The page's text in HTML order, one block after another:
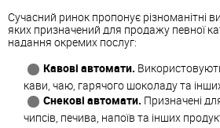
Сучасний ринок пропонує різноманітні
яких призначений для продажу певної
надання окремих послуг:
Кавові автомати.
кави, чаю, гарячого шоколаду та
Снекові автомати. Призначені
чипсів, печива, напоїв та інших